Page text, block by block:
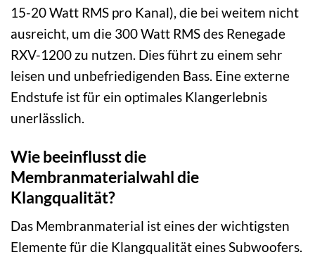
15-20 Watt RMS pro Kanal), die bei weitem nicht
ausreicht, um die 300 Watt RMS des Renegade
RXV-1200 zu nutzen. Dies führt zu einem sehr
leisen und unbefriedigenden Bass. Eine externe
Endstufe ist für ein optimales Klangerlebnis
unerlässlich.
Wie beeinflusst die
Membranmaterialwahl die
Klangqualität?
Das Membranmaterial ist eines der wichtigsten
Elemente für die Klangqualität eines Subwoofers.